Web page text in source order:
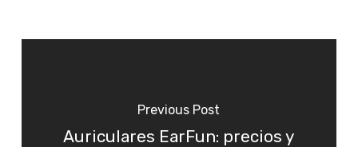
Previous Post
Auriculares EarFun: precios y